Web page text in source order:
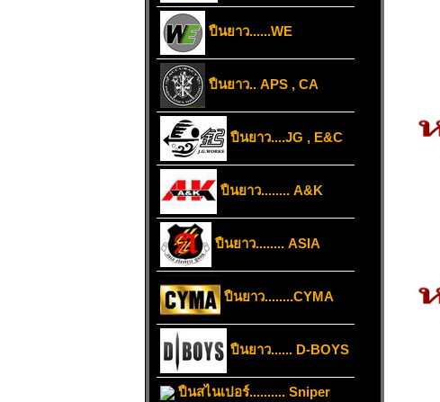
ปืนยาว......WE
ปืนยาว.. APS , CA
ปืนยาว....JG , E&C
ปืนยาว........ A&K
ปืนยาว........ ASIA
ปืนยาว........CYMA
ปืนยาว...... D-BOYS
ปืนสไนเปอร์.......... Sniper